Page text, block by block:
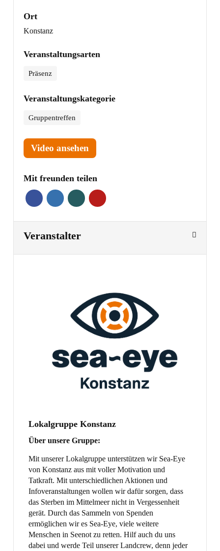
Ort
Konstanz
Veranstaltungsarten
Präsenz
Veranstaltungskategorie
Gruppentreffen
Video ansehen
Mit freunden teilen
Veranstalter
Lokalgruppe Konstanz
Über unsere Gruppe:
Mit unserer Lokalgruppe unterstützen wir Sea-Eye
von Konstanz aus mit voller Motivation und
Tatkraft. Mit unterschiedlichen Aktionen und
Infoveranstaltungen wollen wir dafür sorgen, dass
das Sterben im Mittelmeer nicht in Vergessenheit
gerät. Durch das Sammeln von Spenden
ermöglichen wir es Sea-Eye, viele weitere
Menschen in Seenot zu retten. Hilf auch du uns
dabei und werde Teil unserer Landcrew, denn jeder